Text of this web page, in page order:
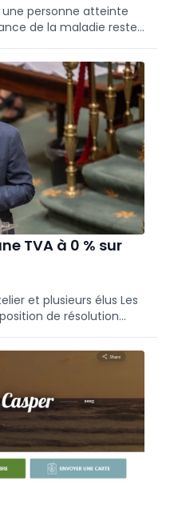
personne atteinte
de la maladie reste
la campagne de
TVA à 0 % sur
et plusieurs élus Les
de résolution